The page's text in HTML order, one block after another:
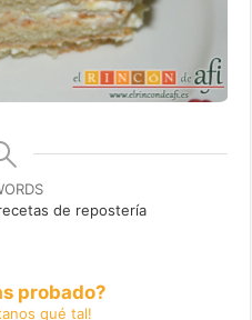
de repostería
probado?
qué tal!